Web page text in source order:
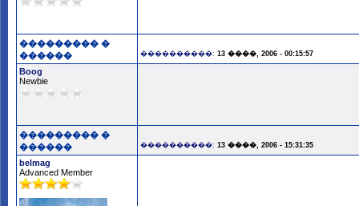
��������� �
������
����������: 13 ����, 2006 - 00:15:57
Boog
Newbie
��������� �
������
����������: 13 ����, 2006 - 15:31:35
belmag
Advanced Member